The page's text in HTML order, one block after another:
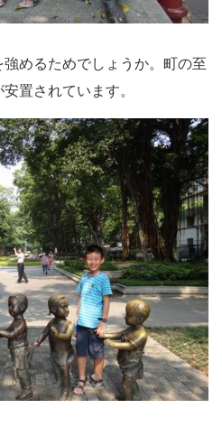
めるためでしょうか。町の至
置されています。